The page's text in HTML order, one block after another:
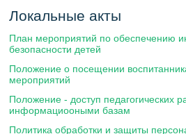
Локальные акты
План мероприятий по обеспечению
безопасности детей
Положение о посещении
мероприятий
Положение - доступ педагогических
информациооными базам
Политика обработки и защиты